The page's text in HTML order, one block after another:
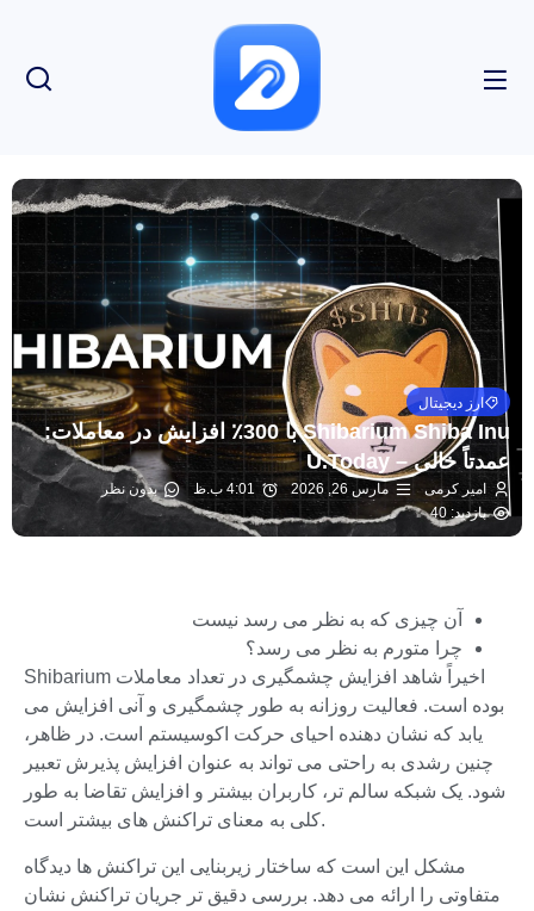
ارز دیجیتال
Shibarium Shiba Inu با 300٪ افزایش در معاملات:
عمدتاً خالی – U.Today
امیر کرمی مارس 26, 2026 4:01 ب.ظ
بدون نظر
بازدید: 40
آن چیزی که به نظر می رسد نیست
چرا متورم به نظر می رسد؟
Shibarium اخیراً شاهد افزایش چشمگیری در تعداد معاملات
بوده است. فعالیت روزانه به طور چشمگیری و آنی افزایش می
یابد که نشان دهنده احیای حرکت اکوسیستم است. در ظاهر،
چنین رشدی به راحتی می تواند به عنوان افزایش پذیرش تعبیر
شود. یک شبکه سالم تر، کاربران بیشتر و افزایش تقاضا به طور
کلی به معنای تراکنش های بیشتر است.
مشکل این است که ساختار زیربنایی این تراکنش ها دیدگاه
متفاوتی را ارائه می دهد. بررسی دقیق تر جریان تراکنش نشان